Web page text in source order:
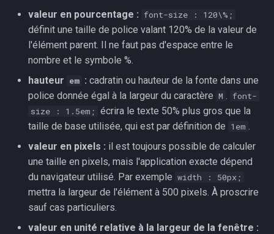
valeur en pourcentage : font-size : 120\%;
définit une taille de police valant 120% de la valeur de
l'élément parent. Il ne faut pas d'espace entre le
nombre et le symbole %.
hauteur em : cadratin ou hauteur de la fonte dans une
police donnée égal à la largeur du caractère M . font-
size : 1.5em; écrira le texte 50% plus gros que la
taille de base utilisée, qui est par définition de 1em .
valeur en pixels : il est toujours possible de calculer
une taille en pixels, mais l'application exacte dépend
du navigateur utilisé. Par exemple width : 50px;
mettra la largeur de l'élément à 500 pixels. À proscrire
sauf cas particuliers.
valeur en unité relative à la largeur de la fenêtre :